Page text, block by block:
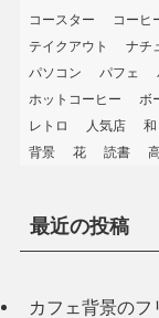
コースター
コーヒ
テイクアウト
ナチ
パソコン
パフェ
ホットコーヒー
ボ
レトロ
人気店 和
背景
花 読書
最近の投稿
カフェ背景のフ